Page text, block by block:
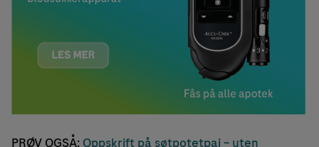
PRØV OGSÅ: Oppskrift på søtpotetpai – uten